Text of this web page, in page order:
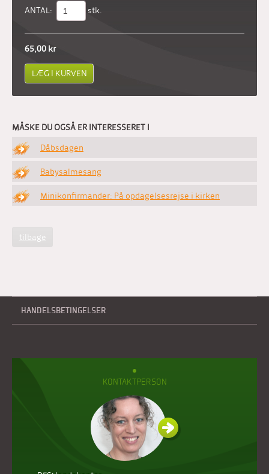
HANDELSBETINGELSER
KONTAKTPERSON
ANTAL: stk.
65,00 kr
MÅSKE DU OGSÅ ER INTERESSERET I
Dåbsdagen
Babysalmesang
Minikonfirmander: På opdagelsesrejse i kirken
tilbage